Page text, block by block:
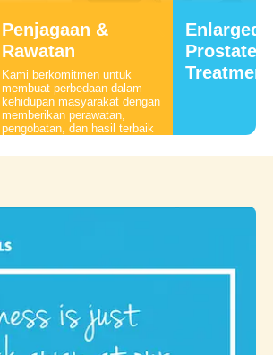
Penjagaan &
Rawatan
Kami berkomitmen untuk
membuat perbedaan dalam
kehidupan masyarakat dengan
memberikan perawatan,
pengobatan, dan hasil terbaik
profesional kami. Komitmen
Enlarged
Prostate
Treatment